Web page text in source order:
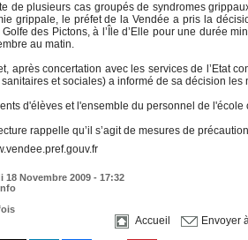
de plusieurs cas groupés de syndromes
grippale, le préfet de la Vendée a pris la
des Pictons, à l’Île d’Elle pour une durée
au matin.
après concertation avec les services de l’Etat
et sociales) a informé de sa décision
d'élèves et l'ensemble du personnel de
rappelle qu’il s’agit de mesures de
18 Novembre 2009 - 17:32
Accueil Envoyer